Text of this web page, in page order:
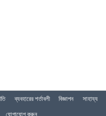
ব্যবহারের শর্তাবলী বিজ্ঞাপন
সাহায্য
যোগাযোগ করুন